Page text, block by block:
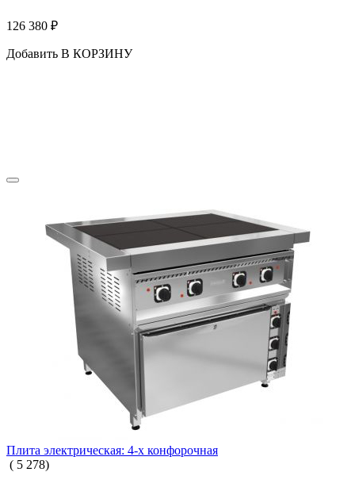
126 380 ₽
Добавить В КОРЗИНУ
Плита электрическая: 4-х конфорочная
( 5 278)